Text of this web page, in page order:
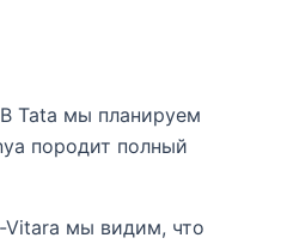
Tata мы планируем
породит полный
Vitara мы видим, что